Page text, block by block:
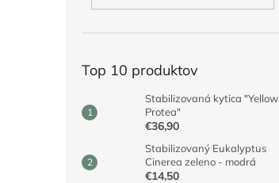
Top 10 produktov
Stabilizovaná kytica "Yellow
Protea"
€36,90
Stabilizovaný Eukalyptus
Cinerea zeleno - modrá
€14,50